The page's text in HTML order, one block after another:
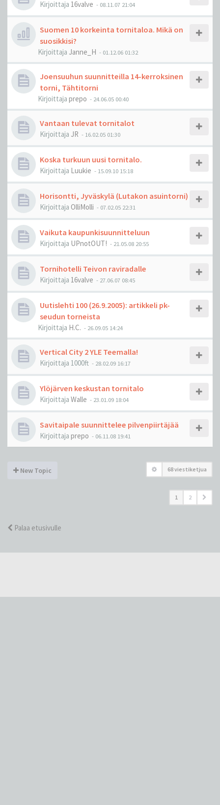
Kirjoittaja 16valve - 08.11.07 21:04
Suomen 10 korkeinta tornitaloa. Mikä on
suosikkisi?
Kirjoittaja Janne_H - 01.12.06 01:32
Joensuuhun suunnitteilla 14-kerroksinen
torni, Tähtitorni
Kirjoittaja prepo - 24.06.05 00:40
Vantaan tulevat tornitalot
Kirjoittaja JR - 16.02.05 01:30
Koska turkuun uusi tornitalo.
Kirjoittaja Luukie - 15.09.10 15:18
Horisontti, Jyväskylä (Lutakon asuintorni)
Kirjoittaja OlliMolli - 07.02.05 22:31
Vaikuta kaupunkisuunnitteluun
Kirjoittaja UPnotOUT! - 21.05.08 20:55
Tornihotelli Teivon raviradalle
Kirjoittaja 16valve - 27.06.07 08:45
Uutislehti 100 (26.9.2005): artikkeli pk-
seudun torneista
Kirjoittaja H.C. - 26.09.05 14:24
Vertical City 2 YLE Teemalla!
Kirjoittaja 1000ft - 28.02.09 16:17
Ylöjärven keskustan tornitalo
Kirjoittaja Walle - 23.01.09 18:04
Savitaipale suunnittelee pilvenpiirtäjää
Kirjoittaja prepo - 06.11.08 19:41
New Topic 68 viestiketjua
1 2
Palaa etusivulle